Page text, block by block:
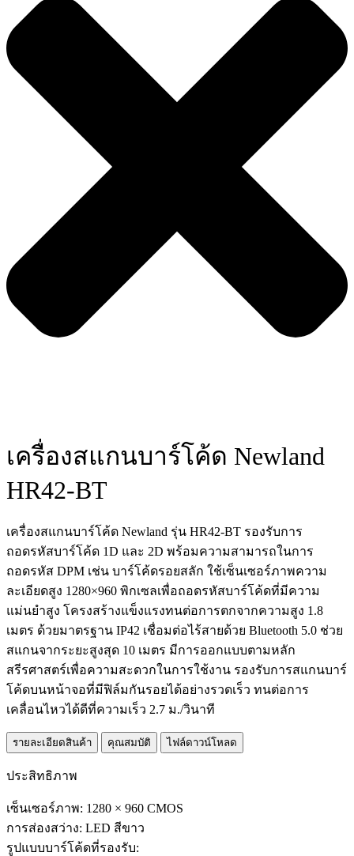
เครื่องสแกนบาร์โค้ด Newland
HR42-BT
เครื่องสแกนบาร์โค้ด Newland รุ่น HR42-BT รองรับการ
ถอดรหัสบาร์โค้ด 1D และ 2D พร้อมความสามารถในการ
ถอดรหัส DPM เช่น บาร์โค้ดรอยสลัก ใช้เซ็นเซอร์ภาพความ
ละเอียดสูง 1280×960 พิกเซลเพื่อถอดรหัสบาร์โค้ดที่มีความ
แม่นยำสูง โครงสร้างแข็งแรงทนต่อการตกจากความสูง 1.8
เมตร ด้วยมาตรฐาน IP42 เชื่อมต่อไร้สายด้วย Bluetooth 5.0 ช่วย
สแกนจากระยะสูงสุด 10 เมตร มีการออกแบบตามหลัก
สรีรศาสตร์เพื่อความสะดวกในการใช้งาน รองรับการสแกนบาร์
โค้ดบนหน้าจอที่มีฟิล์มกันรอยได้อย่างรวดเร็ว ทนต่อการ
เคลื่อนไหวได้ดีที่ความเร็ว 2.7 ม./วินาที
รายละเอียดสินค้า คุณสมบัติ ไฟล์ดาวน์โหลด
ประสิทธิภาพ
เซ็นเซอร์ภาพ: 1280 × 960 CMOS
การส่องสว่าง: LED สีขาว
รูปแบบบาร์โค้ดที่รองรับ: